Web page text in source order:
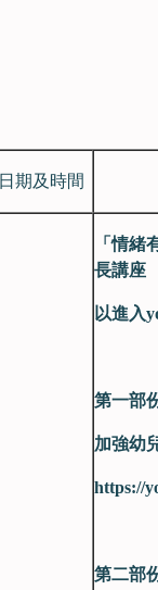
日期及時間
「情緒
長講座
以進入
第一部
加強幼
https://
第二部